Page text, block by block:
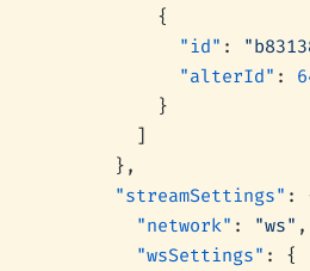
          {
            "id"
:
            "alterId"
:
          }
        ]
      },
      "streamSettings"
:
        "network"
: "ws" ,
        "wsSettings"
: {